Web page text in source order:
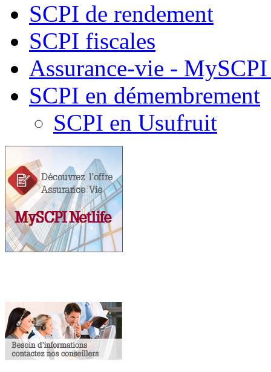
SCPI de rendement
SCPI fiscales
Assurance-vie -
SCPI en démembrement
SCPI en Usufruit